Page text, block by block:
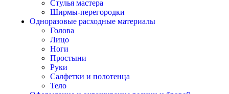
Стулья мастера
Ширмы-перегородки
Одноразовые расходные материалы
Голова
Лицо
Ноги
Простыни
Руки
Салфетки и полотенца
Тело